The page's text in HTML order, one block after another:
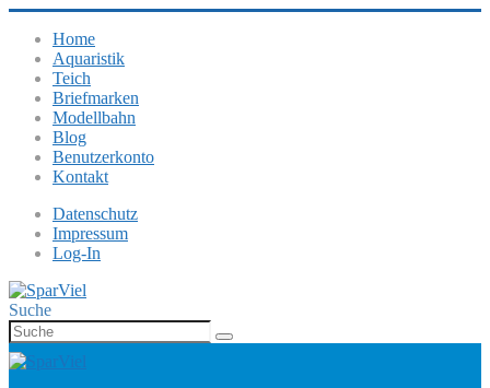
Home
Aquaristik
Teich
Briefmarken
Modellbahn
Blog
Benutzerkonto
Kontakt
Datenschutz
Impressum
Log-In
Suche